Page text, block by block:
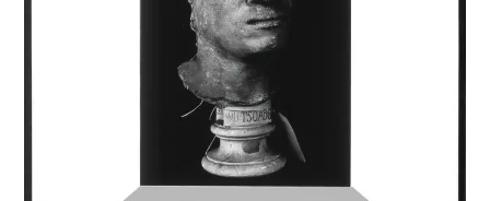
03_COLLAGES
04_DESSINS
05_MONOTYPE
06_ARCHIVES
CONTACT